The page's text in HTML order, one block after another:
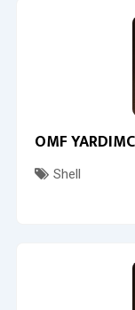
OMF
Shell